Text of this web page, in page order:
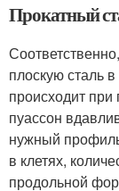
Прокатный
плоскую сталь
происходит
пуассон
нужный
в клетях,
продольной